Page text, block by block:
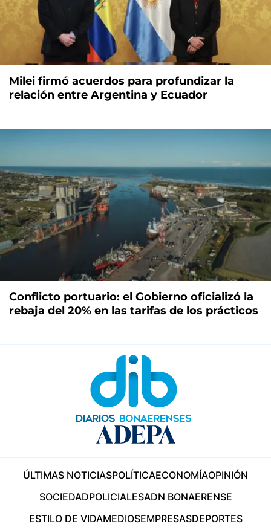
Milei firmó acuerdos para profundizar la
relación entre Argentina y Ecuador
Conflicto portuario: el Gobierno oficializó la
rebaja del 20% en las tarifas de los prácticos
ÚLTIMAS NOTICIASPOLÍTICAECONOMÍAOPINIÓN
SOCIEDADPOLICIALESADN BONAERENSE
ESTILO DE VIDAMEDIOSEMPRESASDEPORTES